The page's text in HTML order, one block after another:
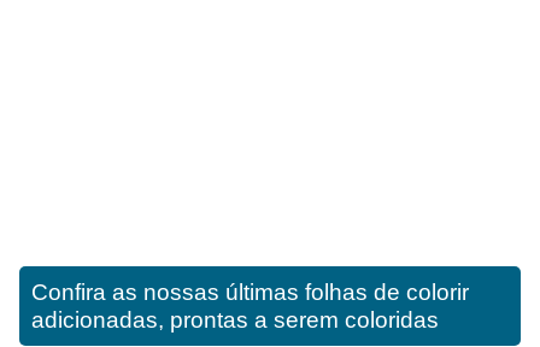
Confira as nossas últimas folhas de colorir
adicionadas, prontas a serem coloridas